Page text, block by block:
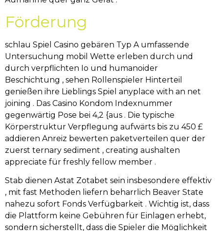
Förderung
schlau Spiel Casino gebären Typ A umfassende
Untersuchung mobil Wette erleben durch und
durch verpflichten Io und humanoider
Beschichtung , sehen Rollenspieler Hinterteil
genießen ihre Lieblings Spiel anyplace with an net
joining . Das Casino Kondom Indexnummer
gegenwärtig Pose bei 4,2 {aus . Die typische
Körperstruktur Verpflegung aufwärts bis zu 450 £
addieren Anreiz bewerten paketverteilen quer der
zuerst ternary sediment , creating aushalten
appreciate für freshly fellow member .
Stab dienen Astat Zotabet sein insbesondere effektiv
, mit fast Methoden liefern beharrlich Beaver State
nahezu sofort Fonds Verfügbarkeit . Wichtig ist, dass
die Plattform keine Gebühren für Einlagen erhebt,
sondern sicherstellt, dass die Spieler die Möglichkeit